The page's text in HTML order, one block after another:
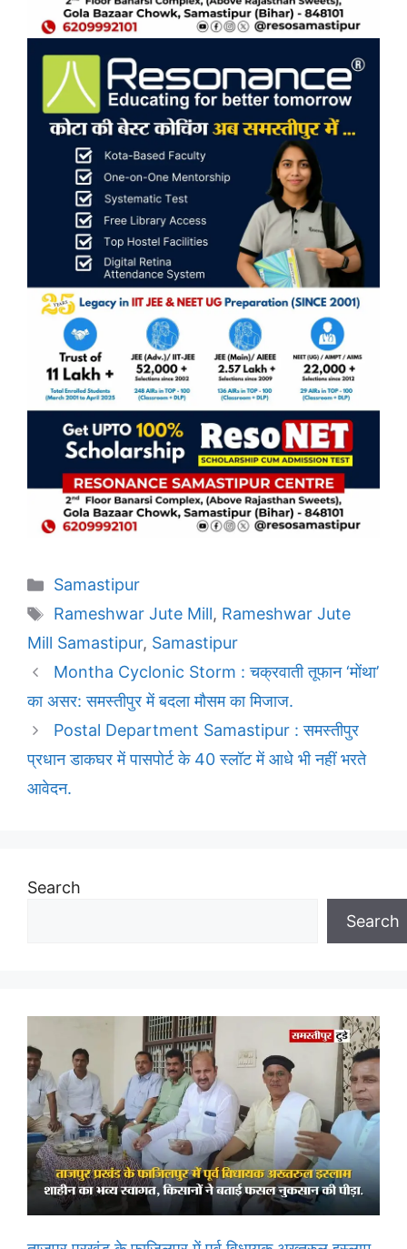
Categories
Samastipur
Tags
Rameshwar Jute Mill, Rameshwar Jute
Mill Samastipur, Samastipur
Montha Cyclonic Storm : चक्रवाती तूफान ‘मोंथा’
का असर: समस्तीपुर में बदला मौसम का मिजाज.
Postal Department Samastipur : समस्तीपुर
प्रधान डाकघर में पासपोर्ट के 40 स्लॉट में आधे भी नहीं भरते
आवेदन.
Search
Search